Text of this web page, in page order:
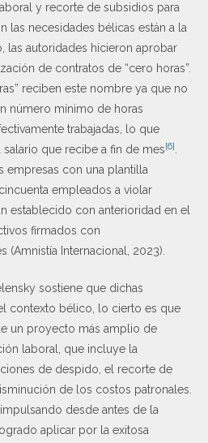
y recorte de subsidios para
las necesidades bélicas están a la
las autoridades hicieron aprobar
de contratos de “cero horas”.
reciben este nombre ya que no
número mínimo de horas
trabajadas, lo que
que recibe a fin de mes[6].
empresas con una plantilla
empleados a violar
establecido con anterioridad en el
firmados con
(Amnistía Internacional, 2023).
sostiene que dichas
contexto bélico, lo cierto es que
un proyecto más amplio de
laboral, que incluye la
de despido, el recorte de
de los costos patronales.
desde antes de la
aplicar por la exitosa